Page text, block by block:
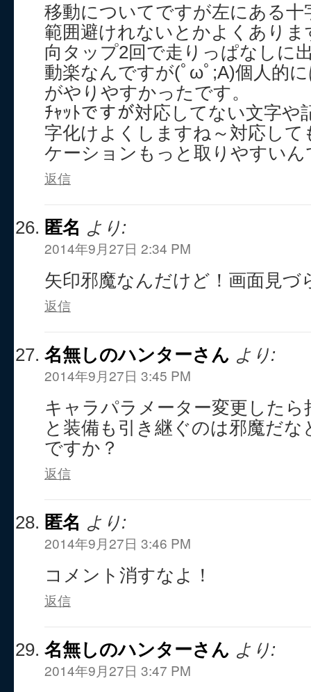
移動についてですが左にある十
範囲避けれないとかよくありま
向タップ2回で走りっぱなしに
動楽なんですが(ﾟωﾟ;A)個人的
がやりやすかったです。
ﾁｬｯﾄですが対応してない文字や
字化けよくしますね～対応し
返信
匿名 より:
2014年9月27日 2:34 PM
矢印邪魔なんだけど！画面見づ
返信
名無しのハンターさん より:
2014年9月27日 3:45 PM
キャラパラメーター変更した
と装備も引き継ぐのは邪魔だ
ですか？
返信
匿名 より:
2014年9月27日 3:46 PM
コメント消すなよ！
返信
名無しのハンターさん より:
2014年9月27日 3:47 PM